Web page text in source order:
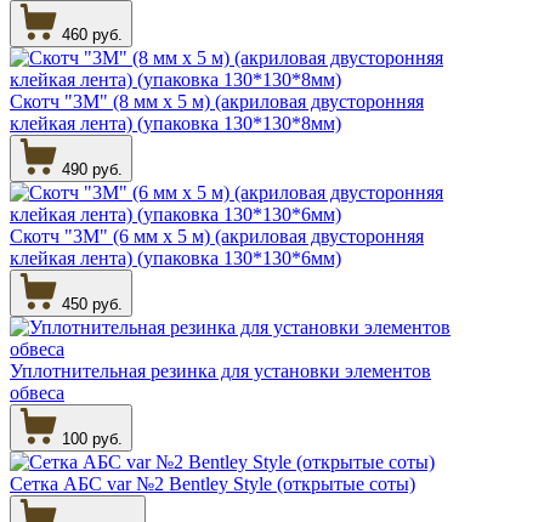
460 руб.
Скотч "3М" (8 мм х 5 м) (акриловая двусторонняя
клейкая лента) (упаковка 130*130*8мм)
490 руб.
Скотч "3М" (6 мм х 5 м) (акриловая двусторонняя
клейкая лента) (упаковка 130*130*6мм)
450 руб.
Уплотнительная резинка для установки элементов
обвеса
100 руб.
Сетка АБС var №2 Bentley Style (открытые соты)